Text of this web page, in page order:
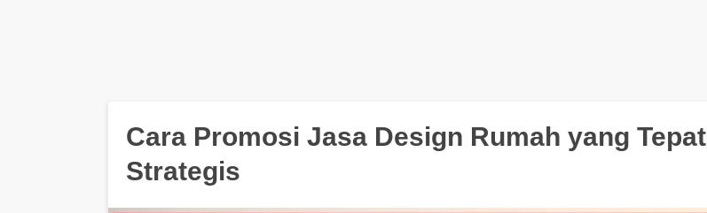
Cara Promosi Jasa Design Rumah yang Tepat
Strategis